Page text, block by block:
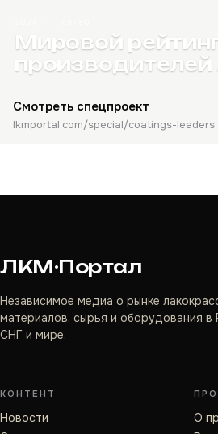
Мировой
Смотреть спецпроект
lkmportal.com/special/coatings-leaders
ЛКМ·Портал
Независимое медиа о рынке
материалов, сырья и оборудования в
СНГ и мире.
КОНТЕНТ
Новости
О